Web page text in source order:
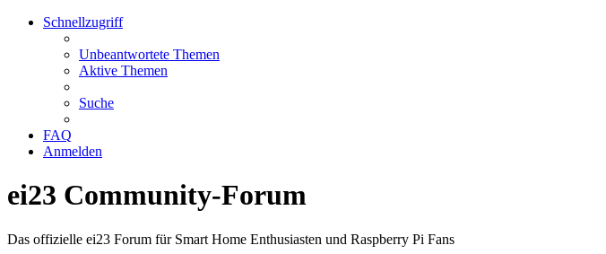
Schnellzugriff
Unbeantwortete Themen
Aktive Themen
Suche
FAQ
Anmelden
ei23 Community-Forum
Das offizielle ei23 Forum für Smart Home Enthusiasten und Raspberry Pi Fans